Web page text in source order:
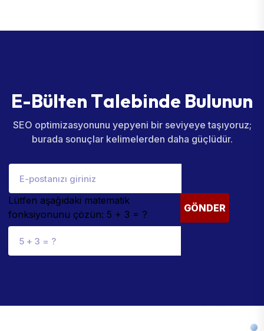
E-Bülten Talebinde Bulunun
SEO optimizasyonunu yepyeni bir seviyeye taşıyoruz;
burada sonuçlar kelimelerden daha güçlüdür.
Lütfen aşağıdaki matematik
fonksiyonunu çözün: 5 + 3 = ?
GÖNDER